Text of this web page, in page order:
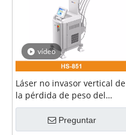
vídeo
Láser no invasor vertical de
la pérdida de peso del
laser del diodo de 1060 nm
que adelgaza la máquina
Preguntar